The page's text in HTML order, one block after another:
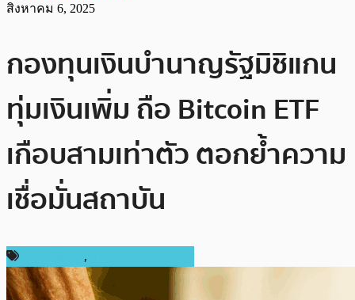
สิงหาคม 6, 2025
กองทุนเงินบำนาญรัฐมิชิแกน
ทุ่มเงินเพิ่ม ถือ Bitcoin ETF
เกือบสามเท่าตัว ตอกย้ำความ
เชื่อมั่นสถาบัน
,